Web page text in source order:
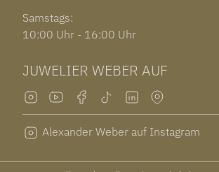
Samstags:
10:00 Uhr - 16:00 Uhr
JUWELIER WEBER AUF
Alexander Weber auf Instagram